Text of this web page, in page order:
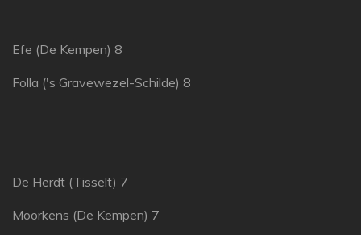
Efe (De Kempen) 8
Folla ('s Gravewezel-Schilde) 8
De Herdt (Tisselt) 7
Moorkens (De Kempen) 7